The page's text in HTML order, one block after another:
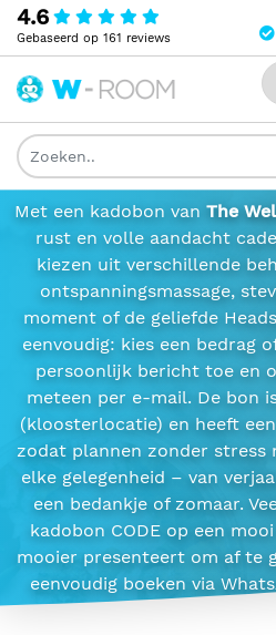
4.6
Gebaseerd op 161 reviews
Wellness
Room
Wellness
Vrij in te wisselen voor
Met een kadobon van The
rust en volle aandacht
kiezen uit verschillende
ontspanningsmassage,
moment of de geliefde
eenvoudig: kies een bedrag
persoonlijk bericht toe en
meteen per e-mail. De bon
(kloosterlocatie) en heeft
zodat plannen zonder stress
elke gelegenheid – van
een bedankje of zomaar.
kadobon CODE op een
mooier presenteert om af te
eenvoudig boeken via
eventuele meerprijs